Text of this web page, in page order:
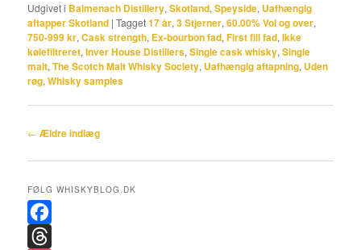
Udgivet i Balmenach Distillery,Skotland,Speyside, Uafhængig
aftapper Skotland |Tagget17 år,3 Stjerner,60.00% Vol og over,
750-999 kr,Cask strength, Ex-bourbon fad,First fill fad,Ikke
kølefiltreret,Inver House Distillers,Single cask whisky,Single
malt,The Scotch Malt Whisky Society, Uafhængig aftapning, Uden
røg,Whisky samples
Indlægsnavigation
← Ældre indlæg
FØLG WHISKYBLOG.DK
F